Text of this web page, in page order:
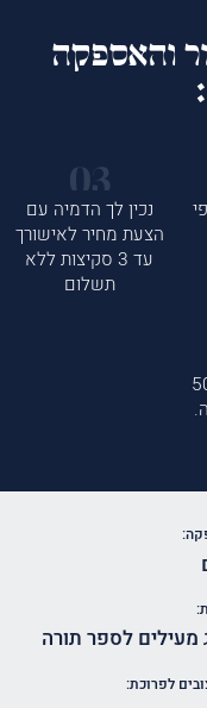
והאספקה
נכין לך הדמיה עם
הצעת מחיר לאישורך
עד 3 סקיצות ללא
תשלום
50%
מעילים לספר תורה
לפרוכת: